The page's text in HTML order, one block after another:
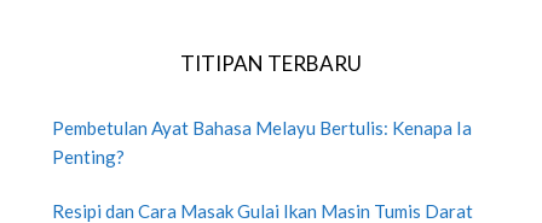
TITIPAN TERBARU
Pembetulan Ayat Bahasa Melayu Bertulis: Kenapa Ia
Penting?
Resipi dan Cara Masak Gulai Ikan Masin Tumis Darat